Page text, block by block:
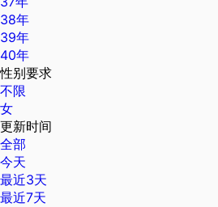
38年
39年
40年
性别要求
不限
女
更新时间
全部
今天
最近3天
最近7天